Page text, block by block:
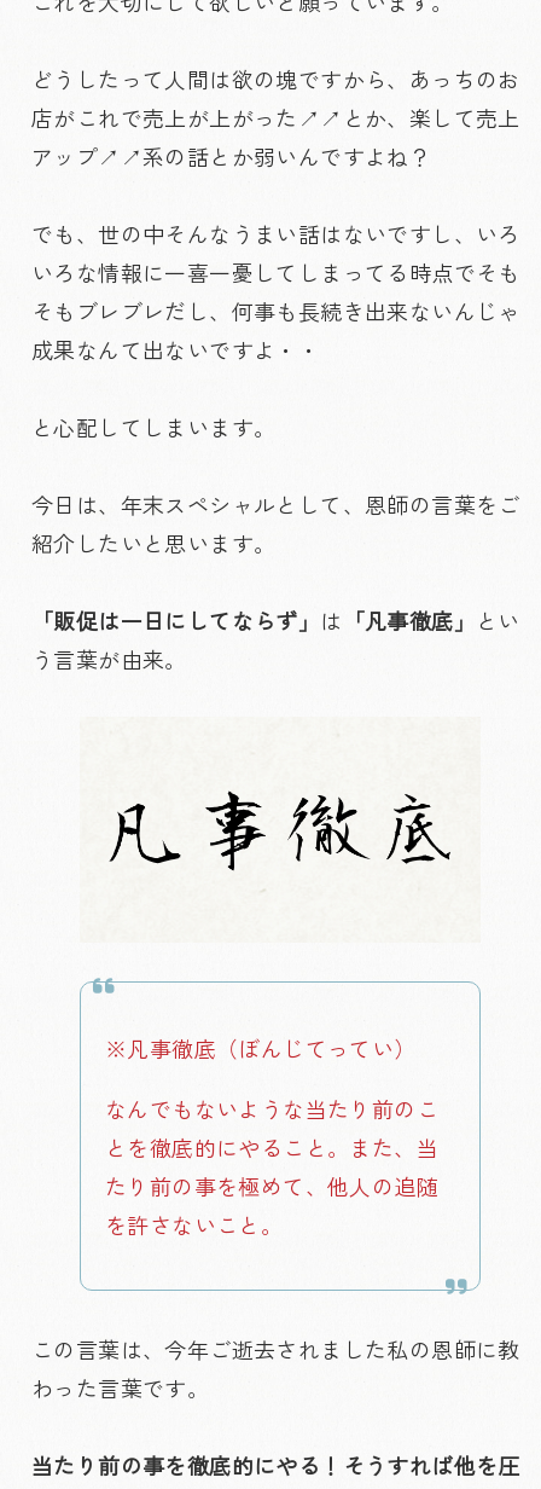
どうしたって人間は欲の塊ですから、あっちのお
店がこれで売上が上がった↗︎↗︎とか、楽して売上
アップ↗︎↗︎系の話とか弱いんですよね？
でも、世の中そんなうまい話はないですし、いろ
いろな情報に一喜一憂してしまってる時点でそも
そもブレブレだし、何事も長続き出来ないんじゃ
成果なんて出ないですよ・・
と心配してしまいます。
今日は、年末スペシャルとして、恩師の言葉をご
紹介したいと思います。
「販促は一日にしてならず」 は 「凡事徹底」 とい
う言葉が由来。
※凡事徹底（ぼんじてってい）
なんでもないような当たり前のこ
とを徹底的にやること。また、当
たり前の事を極めて、他人の追随
を許さないこと。
この言葉は、今年ご逝去されました私の恩師に教
わった言葉です。
当たり前の事を徹底的にやる！そうすれば他を圧